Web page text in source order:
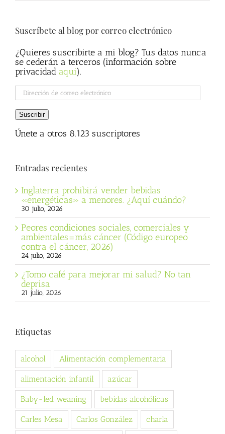
Suscríbete al blog por correo electrónico
¿Quieres suscribirte a mi blog? Tus datos nunca
se cederán a terceros (información sobre
privacidad aqui).
Dirección
de
correo
electrónico
Suscribir
Únete a otros 8.123 suscriptores
Entradas recientes
Inglaterra prohibirá vender bebidas
«energéticas» a menores. ¿Aquí cuándo?
30 julio, 2026
Peores condiciones sociales, comerciales y
ambientales=más cáncer (Código europeo
contra el cáncer, 2026)
24 julio, 2026
¿Tomo café para mejorar mi salud? No tan
deprisa
21 julio, 2026
Etiquetas
alcohol Alimentación complementaria
alimentación infantil azúcar
Baby-led weaning bebidas alcohólicas
Carles Mesa Carlos González charla